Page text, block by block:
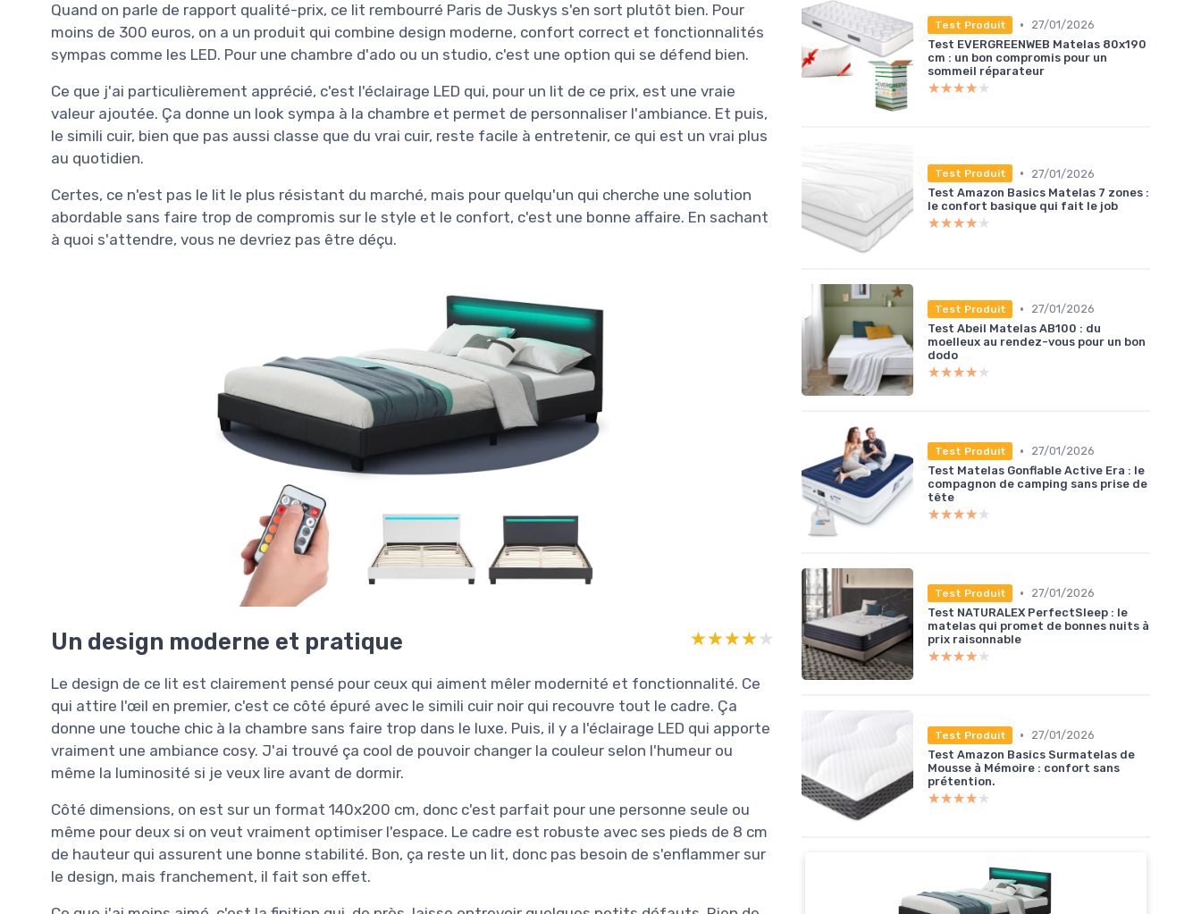
Quand on parle de rapport qualité-prix, ce lit rembourré Paris de Juskys s'en sort plutôt bien. Pour
moins de 300 euros, on a un produit qui combine design moderne, confort correct et fonctionnalités
sympas comme les LED. Pour une chambre d'ado ou un studio, c'est une option qui se défend bien.
Ce que j'ai particulièrement apprécié, c'est l'éclairage LED qui, pour un lit de ce prix, est une vraie
valeur ajoutée. Ça donne un look sympa à la chambre et permet de personnaliser l'ambiance. Et puis,
le simili cuir, bien que pas aussi classe que du vrai cuir, reste facile à entretenir, ce qui est un vrai plus
au quotidien.
Certes, ce n'est pas le lit le plus résistant du marché, mais pour quelqu'un qui cherche une solution
abordable sans faire trop de compromis sur le style et le confort, c'est une bonne affaire. En sachant
à quoi s'attendre, vous ne devriez pas être déçu.
Un design moderne et pratique ★★★★★
★★★★★
Le design de ce lit est clairement pensé pour ceux qui aiment mêler modernité et fonctionnalité. Ce
qui attire l'œil en premier, c'est ce côté épuré avec le simili cuir noir qui recouvre tout le cadre. Ça
donne une touche chic à la chambre sans faire trop dans le luxe. Puis, il y a l'éclairage LED qui apporte
vraiment une ambiance cosy. J'ai trouvé ça cool de pouvoir changer la couleur selon l'humeur ou
même la luminosité si je veux lire avant de dormir.
Côté dimensions, on est sur un format 140x200 cm, donc c'est parfait pour une personne seule ou
même pour deux si on veut vraiment optimiser l'espace. Le cadre est robuste avec ses pieds de 8 cm
de hauteur qui assurent une bonne stabilité. Bon, ça reste un lit, donc pas besoin de s'enflammer sur
le design, mais franchement, il fait son effet.
Test Produit •
27/01/2026
Test EVERGREENWEB Matelas 80x190
cm : un bon compromis pour un
sommeil réparateur
★★★★★
★★★★★
Test Produit •
27/01/2026
Test Amazon Basics Matelas 7 zones :
le confort basique qui fait le job
★★★★★
★★★★★
Test Produit •
27/01/2026
Test Abeil Matelas AB100 : du
moelleux au rendez-vous pour un bon
dodo
★★★★★
★★★★★
Test Produit •
27/01/2026
Test Matelas Gonflable Active Era : le
compagnon de camping sans prise de
tête
★★★★★
★★★★★
Test Produit •
27/01/2026
Test NATURALEX PerfectSleep : le
matelas qui promet de bonnes nuits à
prix raisonnable
★★★★★
★★★★★
Test Produit •
27/01/2026
Test Amazon Basics Surmatelas de
Mousse à Mémoire : confort sans
prétention.
★★★★★
★★★★★